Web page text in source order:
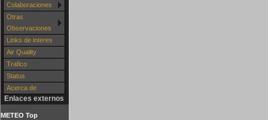
Colaboraciones
Otras
Observaciones
Links de interes
Air Quality
Trafico
Status
Acerca de
Enlaces externos
METEO Top